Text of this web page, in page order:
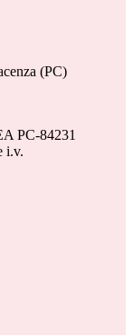
(PC)
PC-84231
i.v.